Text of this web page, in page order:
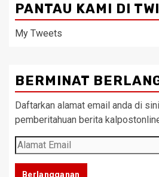
PANTAU KAMI DI
My Tweets
BERMINAT
Daftarkan alamat email anda di
pemberitahuan berita
Alamat
Email
Berlangganan